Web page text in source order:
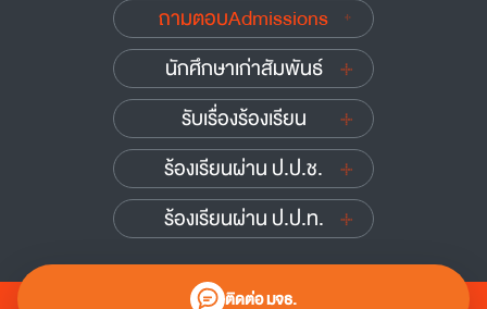
ติดต่อ มจธ.
ถามตอบAdmissions
นักศึกษาเก่าสัมพันธ์
รับเรื่องร้องเรียน
ร้องเรียนผ่าน ป.ป.ช.
ร้องเรียนผ่าน ป.ป.ท.